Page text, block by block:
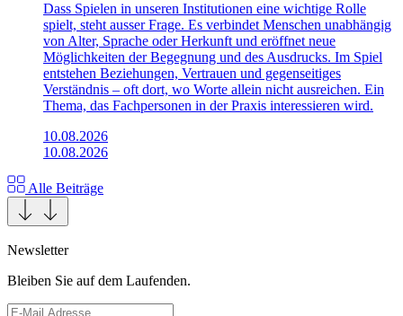
Dass Spielen in unseren Institutionen eine wichtige Rolle
spielt, steht ausser Frage. Es verbindet Menschen unabhängig
von Alter, Sprache oder Herkunft und eröffnet neue
Möglichkeiten der Begegnung und des Ausdrucks. Im Spiel
entstehen Beziehungen, Vertrauen und gegenseitiges
Verständnis – oft dort, wo Worte allein nicht ausreichen. Ein
Thema, das Fachpersonen in der Praxis interessieren wird.
10.08.2026
10.08.2026
Alle Beiträge
Newsletter
Bleiben Sie auf dem Laufenden.